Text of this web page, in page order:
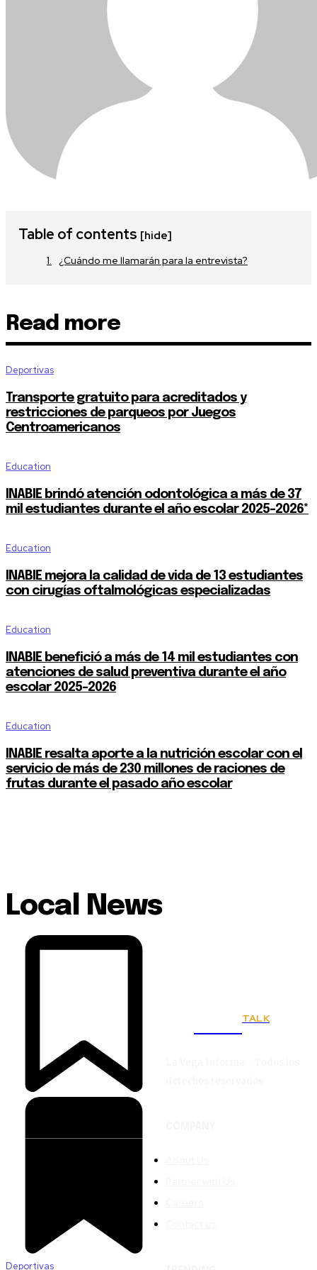
Table of contents [hide]
¿Cuándo me llamarán para la entrevista?
Read more
Deportivas
Transporte gratuito para acreditados y
restricciones de parqueos por Juegos
Centroamericanos
Education
INABIE brindó atención odontológica a más de 37
mil estudiantes durante el año escolar 2025-2026*
Education
INABIE mejora la calidad de vida de 13 estudiantes
con cirugías oftalmológicas especializadas
Education
INABIE benefició a más de 14 mil estudiantes con
atenciones de salud preventiva durante el año
escolar 2025-2026
Education
INABIE resalta aporte a la nutrición escolar con el
servicio de más de 230 millones de raciones de
frutas durante el pasado año escolar
Local News
Deportivas
TALK